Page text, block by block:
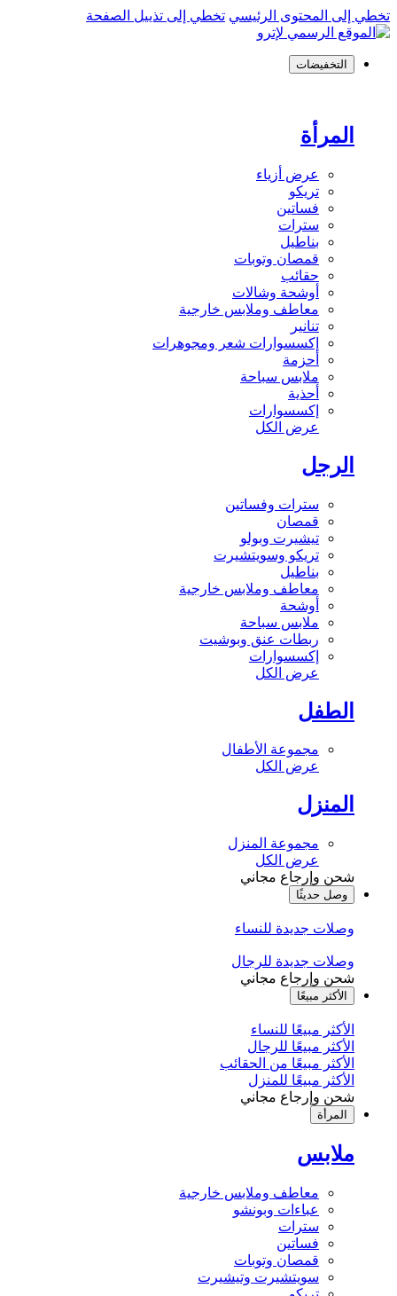
تخطي إلى المحتوى الرئيسي تخطي إلى تذييل الصفحة
التخفيضات
المرأة
عرض أزياء
تريكو
فساتين
سترات
بناطيل
قمصان وتوبات
حقائب
أوشحة وشالات
معاطف وملابس خارجية
تنانير
إكسسوارات شعر ومجوهرات
أحزمة
ملابس سباحة
أحذية
إكسسوارات
عرض الكل
الرجل
سترات وفساتين
قمصان
تيشيرت وبولو
تريكو وسويتشيرت
بناطيل
معاطف وملابس خارجية
أوشحة
ملابس سباحة
ربطات عنق وبوشيت
إكسسوارات
عرض الكل
الطفل
مجموعة الأطفال
عرض الكل
المنزل
مجموعة المنزل
عرض الكل
شحن وإرجاع مجاني
وصل حديثًا
وصلات جديدة للنساء
وصلات جديدة للرجال
شحن وإرجاع مجاني
الأكثر مبيعًا
الأكثر مبيعًا للنساء
الأكثر مبيعًا للرجال
الأكثر مبيعًا من الحقائب
الأكثر مبيعًا للمنزل
شحن وإرجاع مجاني
المرأة
ملابس
معاطف وملابس خارجية
عباءات وبونشو
سترات
فساتين
قمصان وتوبات
سويتشيرت وتيشيرت